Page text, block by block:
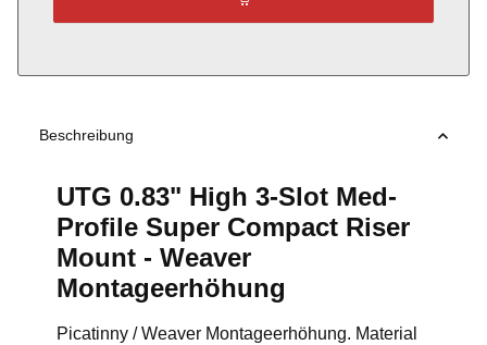
Beschreibung
UTG 0.83" High 3-Slot Med-
Profile Super Compact Riser
Mount - Weaver
Montageerhöhung
Picatinny / Weaver Montageerhöhung. Material